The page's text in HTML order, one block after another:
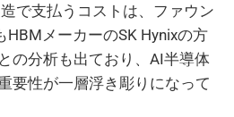
で支払うコストは、ファウン
HBMメーカーのSK Hynixの方
の分析も出ており、AI半導体
要性が一層浮き彫りになって